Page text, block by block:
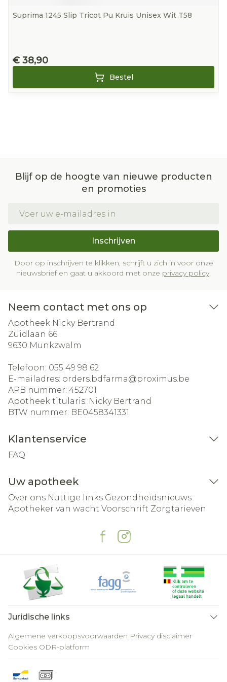
Suprima 1245 Slip Tricot Pu Kruis Unisex Wit T58
€ 38,90
Bestel
Blijf op de hoogte van nieuwe producten
en promoties
Inschrijven
Door op inschrijven te klikken, schrijft u zich in voor onze
nieuwsbrief en gaat u akkoord met onze privacy policy.
Neem contact met ons op
Apotheek Nicky Bertrand
Zuidlaan 66
9630 Munkzwalm
Telefoon: 055 49 98 62
E-mailadres: orders.bdfarma@proximus.be
APB nummer: 452701
Apotheek titularis: Nicky Bertrand
BTW nummer: BE0458341331
Klantenservice
FAQ
Uw apotheek
Over ons Nuttige links Gezondheidsnieuws
Apotheker van wacht Voorschrift Zorgtarieven
Juridische links
Algemene verkoopsvoorwaarden Privacy disclaimer
Cookies ODR-platform